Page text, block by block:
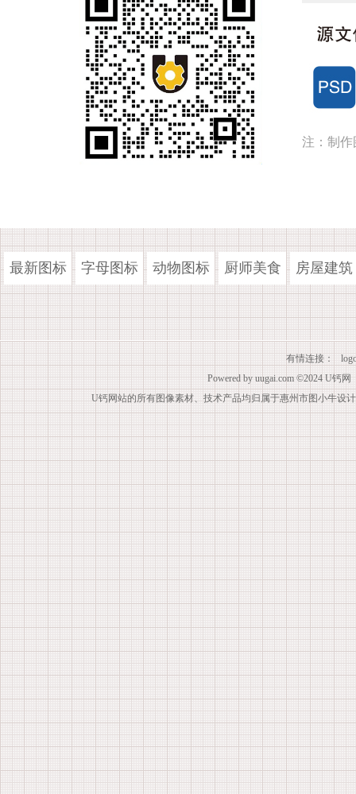
注：制作
最新图标 字母图标 动物图标 厨师美食 房屋建筑
有情连接：
Powered by uugai.com ©2024 U钙网
U钙网站的所有图像素材、技术产品均归属于惠州市图小牛设